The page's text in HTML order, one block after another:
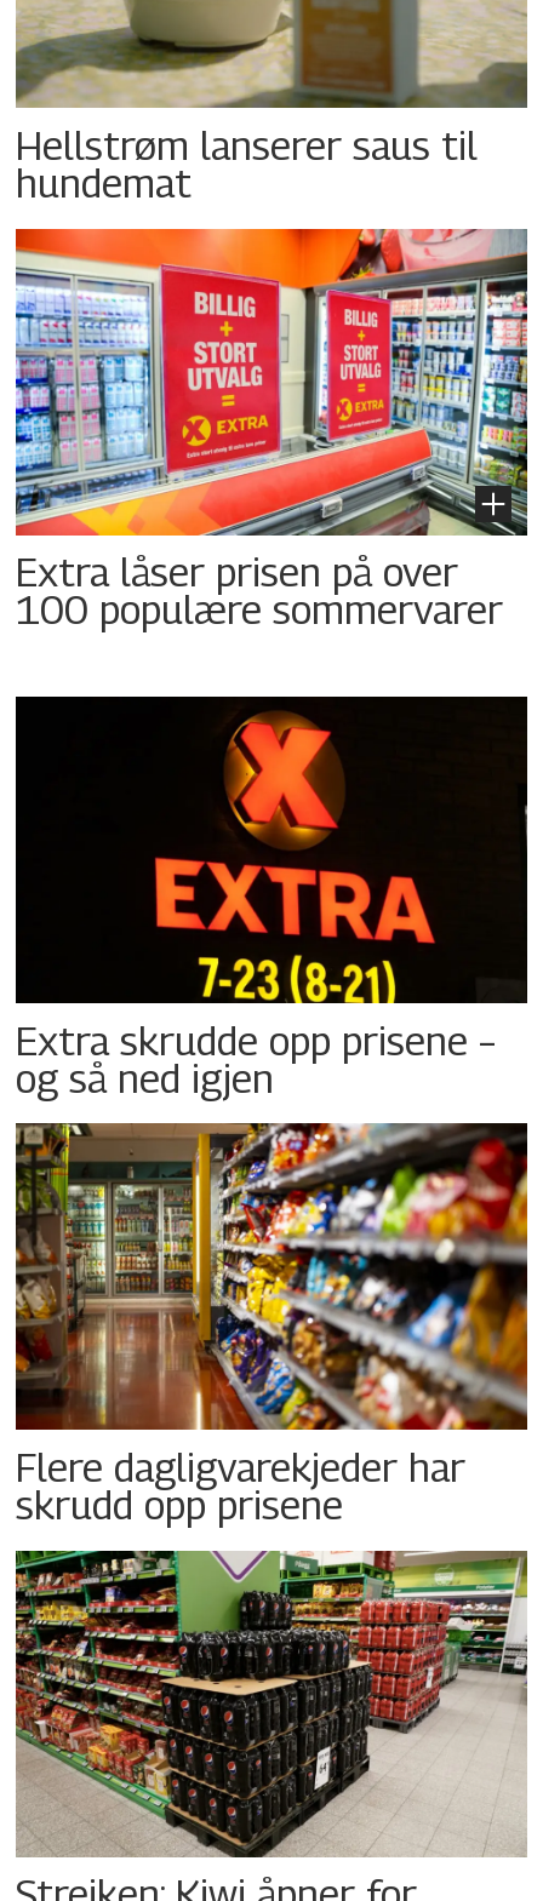
Hellstrøm lanserer saus til
hundemat
Extra låser prisen på over
100 populære sommervarer
Extra skrudde opp prisene –
og så ned igjen
Flere dagligvarekjeder har
skrudd opp prisene